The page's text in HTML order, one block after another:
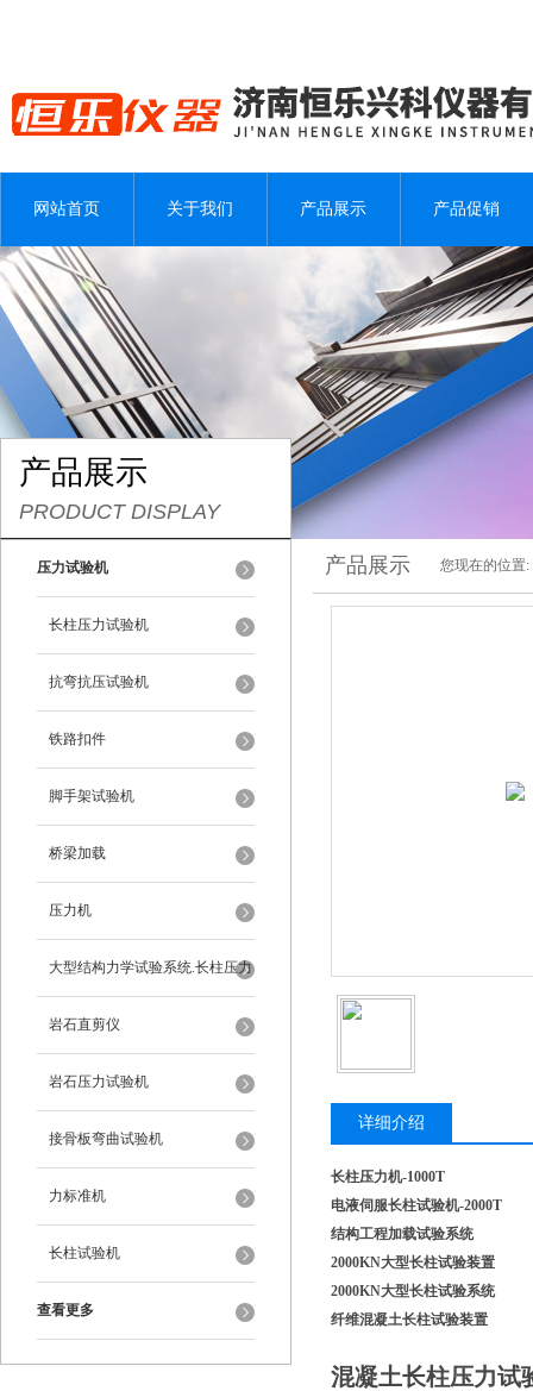
网站首页 关于我们 产品展示 产品促销
产品展示
PRODUCT DISPLAY
压力试验机
长柱压力试验机
抗弯抗压试验机
铁路扣件
脚手架试验机
桥梁加载
压力机
大型结构力学试验系统.长柱压力
试验机
岩石直剪仪
岩石压力试验机
接骨板弯曲试验机
力标准机
长柱试验机
查看更多
产品展示 您现在的位置:
详细介绍
长柱压力机-1000T
电液伺服长柱试验机-2000T
结构工程加载试验系统
2000KN大型长柱试验装置
2000KN大型长柱试验系统
纤维混凝土长柱试验装置
混凝土长柱压力试